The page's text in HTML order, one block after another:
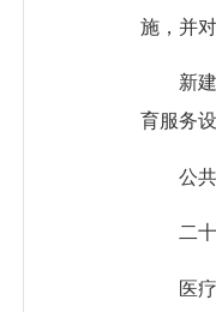
施，并
新建城
育服务
公共场
二十二
医疗卫